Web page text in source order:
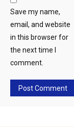
Save my name,
email, and website
in this browser for
the next time I
comment.